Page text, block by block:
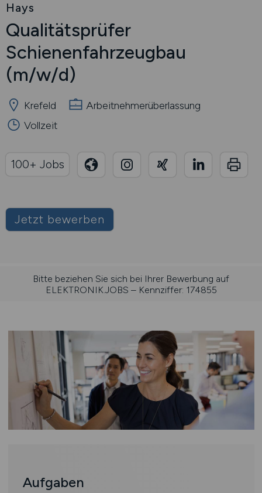
Hays
Qualitätsprüfer
Schienenfahrzeugbau
(m/w/d)
Krefeld
Arbeitnehmerüberlassung
Vollzeit
Jetzt bewerben
100+ Jobs
Bitte beziehen Sie sich bei Ihrer Bewerbung auf
ELEKTRONIK.JOBS – Kennziffer: 174855
Aufgaben